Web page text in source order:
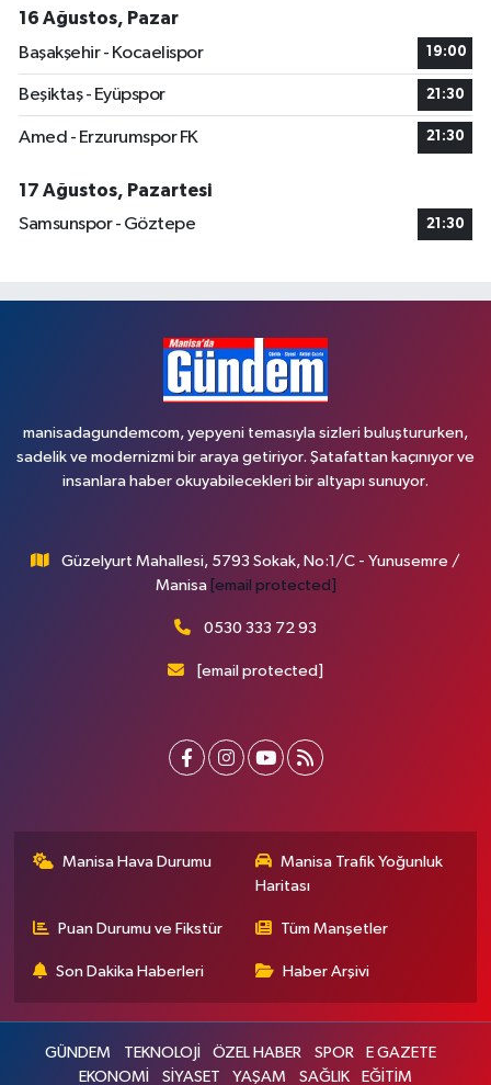
16 Ağustos, Pazar
Başakşehir - Kocaelispor
19:00
Beşiktaş - Eyüpspor 21:30
Amed - Erzurumspor FK 21:30
17 Ağustos, Pazartesi
Samsunspor - Göztepe
21:30
manisadagundemcom, yepyeni temasıyla sizleri buluştururken,
sadelik ve modernizmi bir araya getiriyor. Şatafattan kaçınıyor ve
insanlara haber okuyabilecekleri bir altyapı sunuyor.
Güzelyurt Mahallesi, 5793 Sokak, No:1/C - Yunusemre /
Manisa [email protected]
0530 333 72 93
[email protected]
Manisa Hava Durumu
Manisa Trafik Yoğunluk
Haritası
Puan Durumu ve Fikstür Tüm Manşetler
Son Dakika Haberleri Haber Arşivi
GÜNDEM TEKNOLOJİ ÖZEL HABER SPOR
E GAZETE
EKONOMİ
SİYASET YAŞAM SAĞLIK EĞİTİM